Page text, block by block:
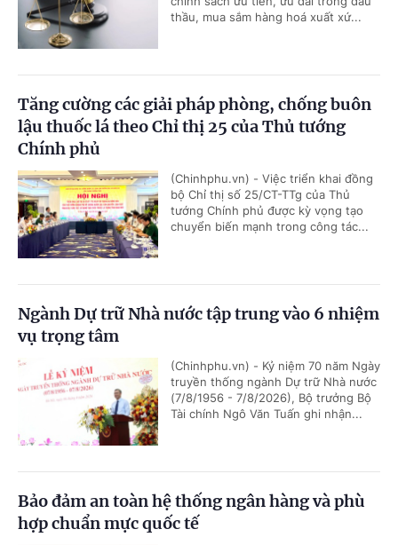
thầu, mua sắm hàng hoá xuất xứ...
Tăng cường các giải pháp phòng, chống buôn
lậu thuốc lá theo Chỉ thị 25 của Thủ tướng
Chính phủ
(Chinhphu.vn) - Việc triển khai đồng
bộ Chỉ thị số 25/CT-TTg của Thủ
tướng Chính phủ được kỳ vọng tạo
chuyển biến mạnh trong công tác...
Ngành Dự trữ Nhà nước tập trung vào 6 nhiệm
vụ trọng tâm
(Chinhphu.vn) - Kỷ niệm 70 năm Ngày
truyền thống ngành Dự trữ Nhà nước
(7/8/1956 - 7/8/2026), Bộ trưởng Bộ
Tài chính Ngô Văn Tuấn ghi nhận...
Bảo đảm an toàn hệ thống ngân hàng và phù
hợp chuẩn mực quốc tế